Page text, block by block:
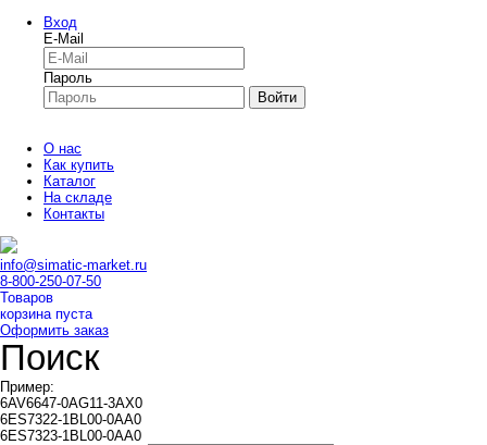
Вход
E-Mail
Пароль
Войти
О нас
Как купить
Каталог
На складе
Контакты
info@simatic-market.ru
8-800-250-07-50
Товаров
корзина пуста
Оформить заказ
Поиск
Пример:
6AV6647-0AG11-3AX0
6ES7322-1BL00-0AA0
6ES7323-1BL00-0AA0